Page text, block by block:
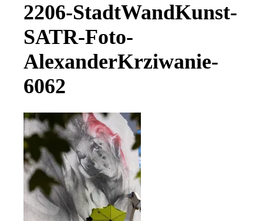
2206-StadtWandKunst-
SATR-Foto-
AlexanderKrziwanie-
6062